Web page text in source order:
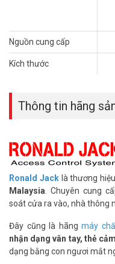
Thông số kỹ
thẻ cảm ứng
– Sử dụng Chip xử lý intel
– Quản lý đến 1,500 dấu
– Dung lượng bộ nhớ trong
– Kết hợp máy chấm công
Nguồn cung cấp
Kích thước
Thông tin hãng
Ronald Jacklà thương hiệu
Malaysia . Chuyên cung
soát cửa ra vào, nhà thông
Đây cũng là hãngmáy
nhận dạng vân tay, thẻ
dạng bằng con ngươi mắt